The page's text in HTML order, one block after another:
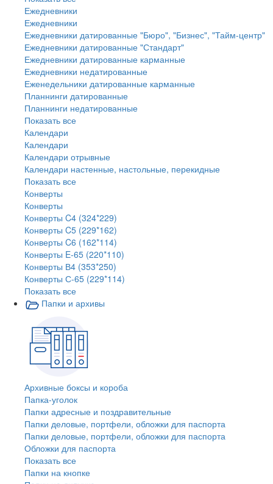
Ежедневники
Ежедневники
Ежедневники датированные "Бюро", "Бизнес", "Тайм-центр"
Ежедневники датированные "Стандарт"
Ежедневники датированные карманные
Ежедневники недатированные
Еженедельники датированные карманные
Планнинги датированные
Планнинги недатированные
Показать все
Календари
Календари
Календари отрывные
Календари настенные, настольные, перекидные
Показать все
Конверты
Конверты
Конверты C4 (324*229)
Конверты C5 (229*162)
Конверты C6 (162*114)
Конверты E-65 (220*110)
Конверты В4 (353*250)
Конверты С-65 (229*114)
Показать все
Папки и архивы
Архивные боксы и короба
Папка-уголок
Папки адресные и поздравительные
Папки деловые, портфели, обложки для паспорта
Папки деловые, портфели, обложки для паспорта
Обложки для паспорта
Показать все
Папки на кнопке